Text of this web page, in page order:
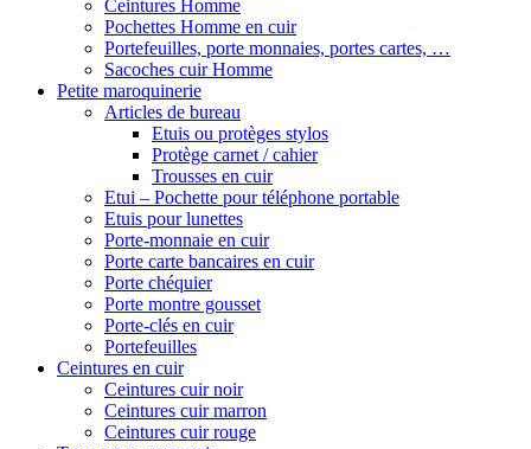
Ceintures Homme
Pochettes Homme en cuir
Portefeuilles, porte monnaies, portes cartes, …
Sacoches cuir Homme
Petite maroquinerie
Articles de bureau
Etuis ou protèges stylos
Protège carnet / cahier
Trousses en cuir
Etui – Pochette pour téléphone portable
Etuis pour lunettes
Porte-monnaie en cuir
Porte carte bancaires en cuir
Porte chéquier
Porte montre gousset
Porte-clés en cuir
Portefeuilles
Ceintures en cuir
Ceintures cuir noir
Ceintures cuir marron
Ceintures cuir rouge